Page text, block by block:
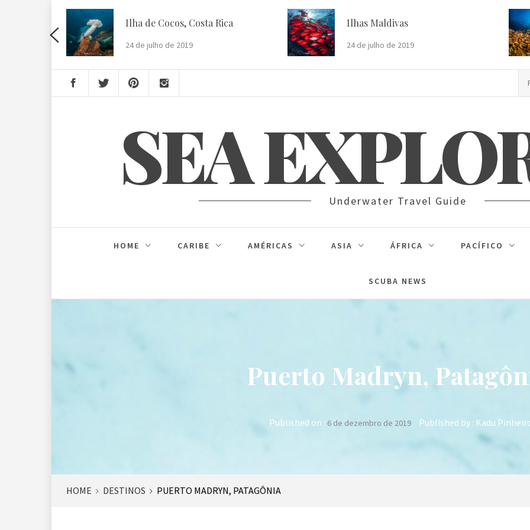
Skip
content
Ilha de Cocos, Costa Rica
24 de julho de 2019
Ilhas Maldivas
24 de julho de 2019
SEA Underwater Travel Guide
HOME CARIBE AMÉRICAS ASIA ÁFRICA PACÍFICO
SCUBA NEWS
Puerto Madryn,
Published on : 6 de dezembro de 2019 Published by : Kadu
HOME DESTINOS PUERTO MADRYN, PATAGÔNIA